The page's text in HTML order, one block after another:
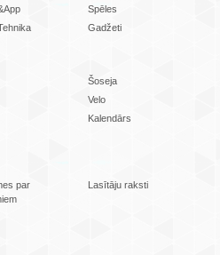
Spēles
Gadžeti
Šoseja
Velo
Kalendārs
par
Lasītāju raksti